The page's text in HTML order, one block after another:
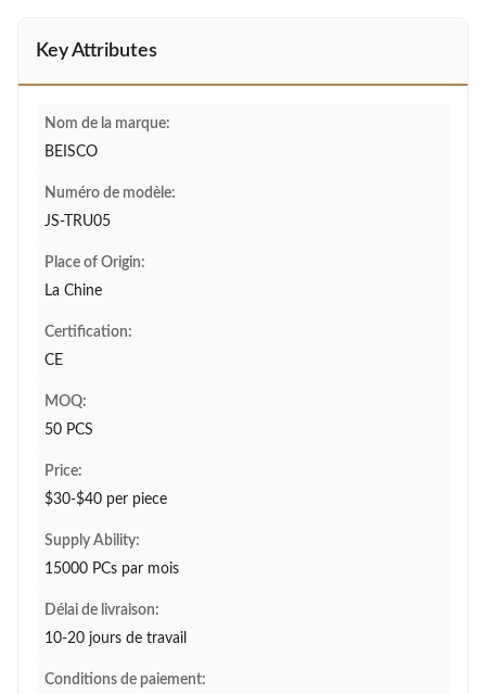
Key Attributes
Nom de la marque:
BEISCO
Numéro de modèle:
JS-TRU05
Place of Origin:
La Chine
Certification:
CE
MOQ:
50 PCS
Price:
$30-$40 per piece
Supply Ability:
15000 PCs par mois
Délai de livraison:
10-20 jours de travail
Conditions de paiement: